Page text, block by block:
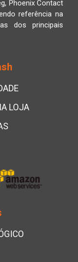
Phoenix Contact
referência na
dos principais
LOJA